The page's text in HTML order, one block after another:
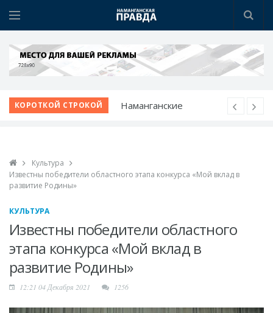
КОРОТКОЙ СТРОКОЙ
Победа при полных
профилактики
Наманганские
школьники - среди
Культура
Известны победители областного этапа конкурса «Мой вклад в
развитие Родины»
КУЛЬТУРА
Известны победители областного
этапа конкурса «Мой вклад в
развитие Родины»
12:21 04 Декабря 2021 1256